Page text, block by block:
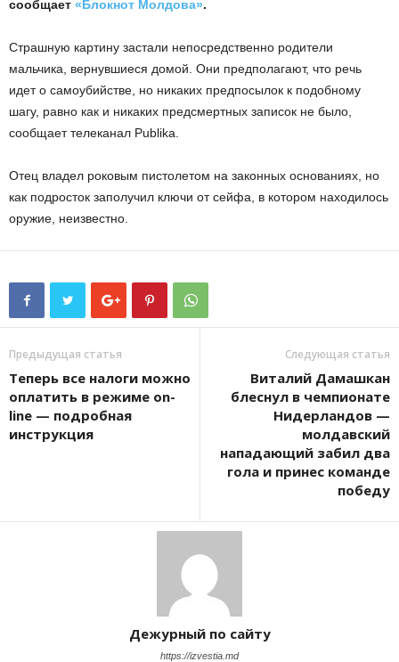
сообщает «Блокнот Молдова».
Страшную картину застали непосредственно родители
мальчика, вернувшиеся домой. Они предполагают, что речь
идет о самоубийстве, но никаких предпосылок к подобному
шагу, равно как и никаких предсмертных записок не было,
сообщает телеканал Publika.
Отец владел роковым пистолетом на законных основаниях, но
как подросток заполучил ключи от сейфа, в котором находилось
оружие, неизвестно.
Предыдущая статья
Теперь все налоги можно
оплатить в режиме on-
linе — подробная
инструкция
Следующая статья
Виталий Дамашкан
блеснул в чемпионате
Нидерландов —
молдавский
нападающий забил два
гола и принес команде
победу
Дежурный по сайту
https://izvestia.md